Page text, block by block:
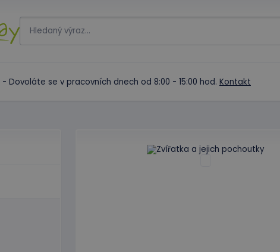
- Dovoláte se v pracovních dnech od 8:00 - 15:00 hod. Kontakt